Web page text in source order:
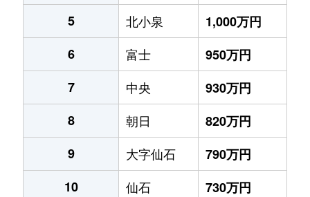
5
北小泉
1,000万円
6
富士
950万円
7
中央
930万円
8
朝日
820万円
9
大字仙石
790万円
10
仙石 730万円